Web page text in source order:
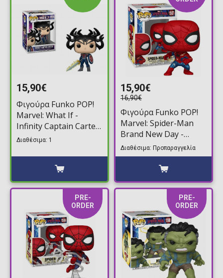
15,90€
Φιγούρα Funko POP!
Marvel: What If -
Infinity Captain Carter
#1464
Διαθέσιμα: 1
15,90€
16,90€
Φιγούρα Funko POP!
Marvel: Spider-Man
Brand New Day -
Spider-Man (Damaged
Suit) #1587
Διαθέσιμα: Προπαραγγελία
PRE-
ORDER
PRE-
ORDER